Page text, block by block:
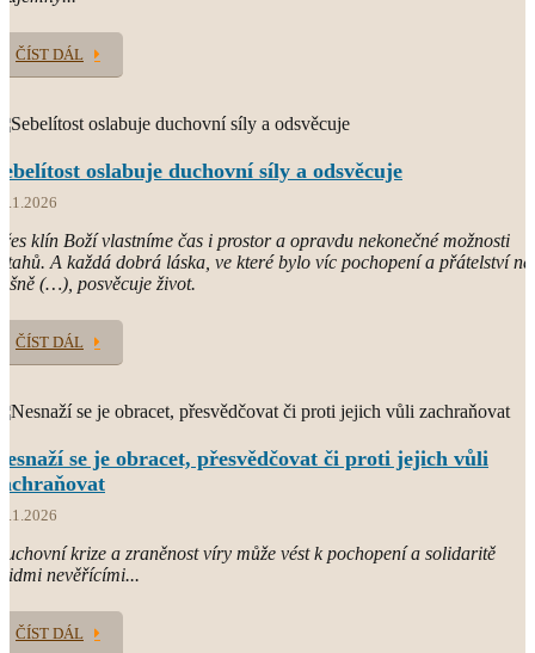
ČÍST DÁL
oslabuje duchovní síly a odsvěcuje
klín Boží vlastníme čas i prostor a opravdu nekonečné možnosti
A každá dobrá láska, ve které bylo víc pochopení a přátelství
(…), posvěcuje život.
ČÍST DÁL
se je obracet, přesvědčovat či proti jejich vůli
krize a zraněnost víry může vést k pochopení a solidaritě
lidmi nevěřícími...
ČÍST DÁL